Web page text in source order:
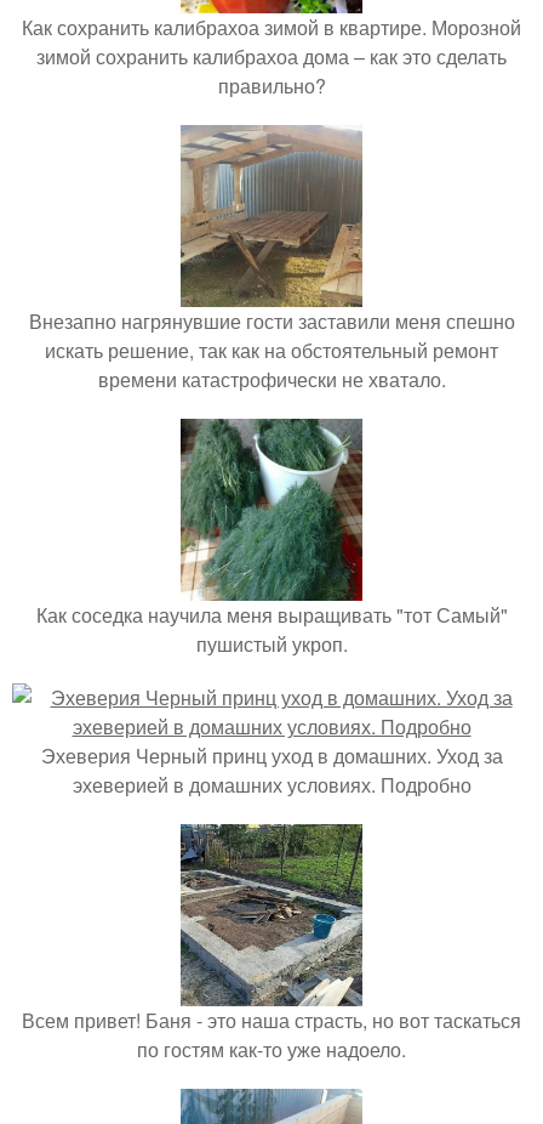
Как сохранить калибрахоа зимой в квартире. Морозной
зимой сохранить калибрахоа дома – как это сделать
правильно?
Внезапно нагрянувшие гости заставили меня спешно
искать решение, так как на обстоятельный ремонт
времени катастрофически не хватало.
Как соседка научила меня выращивать "тот Самый"
пушистый укроп.
Эхеверия Черный принц уход в домашних. Уход за
эхеверией в домашних условиях. Подробно
Всем привет! Баня - это наша страсть, но вот таскаться
по гостям как-то уже надоело.